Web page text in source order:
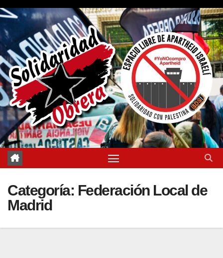
Saltar
contenido
Categoría: Federación Local de
Madrid